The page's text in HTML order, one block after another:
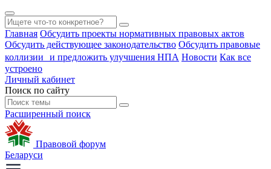
Главная Обсудить проекты нормативных правовых актов
Обсудить действующее законодательство Обсудить правовые
коллизии и предложить улучшения НПА Новости Как все
устроено
Личный кабинет
Поиск по сайту
Расширенный поиск
Правовой форум
Беларуси